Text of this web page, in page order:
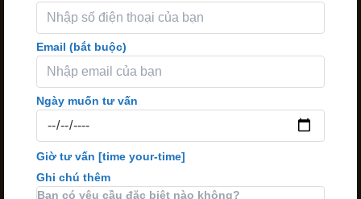
Email (bắt buộc)
Ngày muốn tư vấn
Giờ tư vấn [time your-time]
Ghi chú thêm